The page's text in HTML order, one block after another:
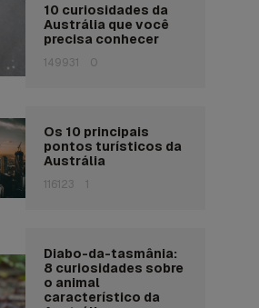
10 curiosidades da
Austrália que você
precisa conhecer
149931 0
Os 10 principais
pontos turísticos da
Austrália
116123 1
Diabo-da-tasmânia:
8 curiosidades sobre
o animal
característico da